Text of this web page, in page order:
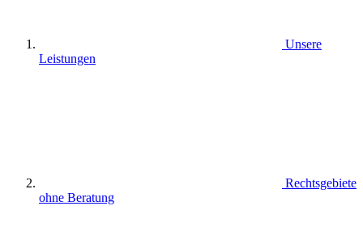
Unsere
Leistungen
Rechtsgebiete
ohne Beratung